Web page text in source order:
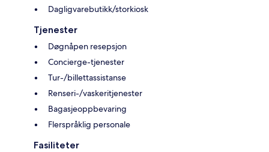
Dagligvarebutikk/storkiosk
Tjenester
Døgnåpen resepsjon
Concierge-tjenester
Tur-/billettassistanse
Renseri-/vaskeritjenester
Bagasjeoppbevaring
Flerspråklig personale
Fasiliteter